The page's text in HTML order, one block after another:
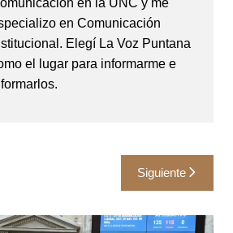
en Comunicación
Elegí La Voz Puntana
el lugar para informarme e
Siguiente